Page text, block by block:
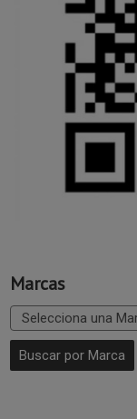
Marcas